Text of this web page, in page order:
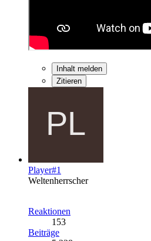
Inhalt melden
Zitieren
Player#1
Weltenherrscher
Reaktionen
153
Beiträge